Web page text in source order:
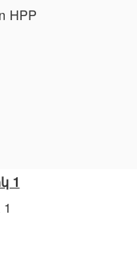
HPP
1